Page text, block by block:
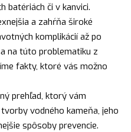
batériách či v kanvici.
a zahŕňa široké
komplikácií až po
na túto problematiku z
fakty, ktoré vás možno
prehľad, ktorý vám
vodného kameňa, jeho
spôsoby prevencie.